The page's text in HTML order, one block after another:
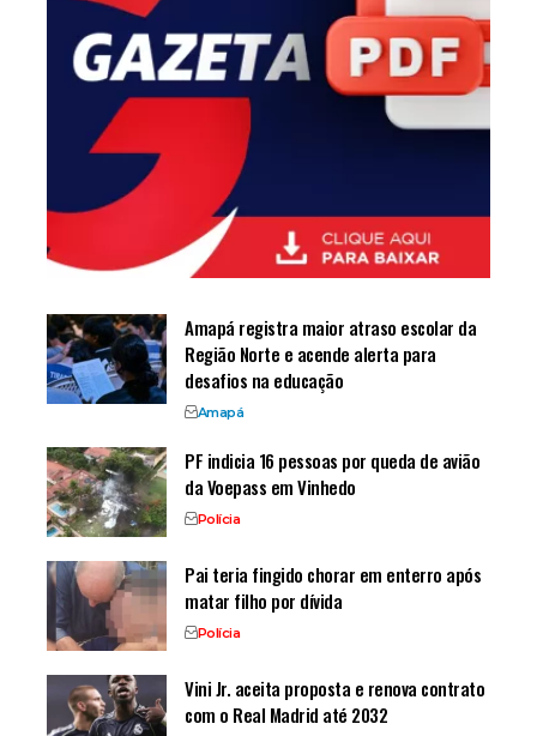
Amapá registra maior atraso escolar da
Região Norte e acende alerta para
desafios na educação
Amapá
PF indicia 16 pessoas por queda de avião
da Voepass em Vinhedo
Polícia
Pai teria fingido chorar em enterro após
matar filho por dívida
Polícia
Vini Jr. aceita proposta e renova contrato
com o Real Madrid até 2032